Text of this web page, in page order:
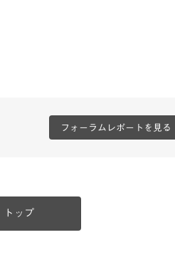
フォーラムレポートを見る
トップ